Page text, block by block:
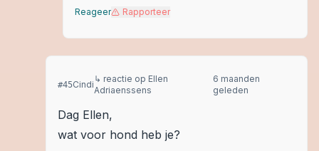
Reageer Rapporteer
#45Cindi
↳ reactie op Ellen
Adriaenssens
6 maanden
geleden
Dag Ellen,
wat voor hond heb je?